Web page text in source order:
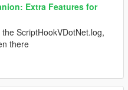
Extra Features for
ScriptHookVDotNet.log,
there